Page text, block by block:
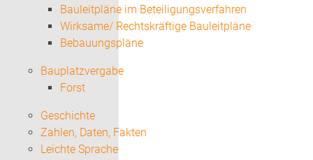
Bauleitpläne im Beteiligungsverfahren
Wirksame/ Rechtskräftige Bauleitpläne
Bebauungspläne
Bauplatzvergabe
Forst
Geschichte
Zahlen, Daten, Fakten
Leichte Sprache